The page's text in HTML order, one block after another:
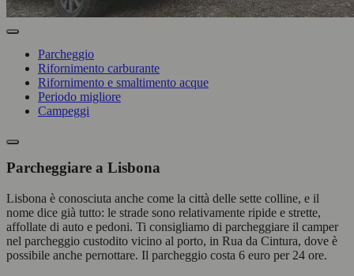
Parcheggio
Rifornimento carburante
Rifornimento e smaltimento acque
Periodo migliore
Campeggi
Parcheggiare a Lisbona
Lisbona è conosciuta anche come la città delle sette colline, e il
nome dice già tutto: le strade sono relativamente ripide e strette,
affollate di auto e pedoni. Ti consigliamo di parcheggiare il camper
nel parcheggio custodito vicino al porto, in Rua da Cintura, dove è
possibile anche pernottare. Il parcheggio costa 6 euro per 24 ore.